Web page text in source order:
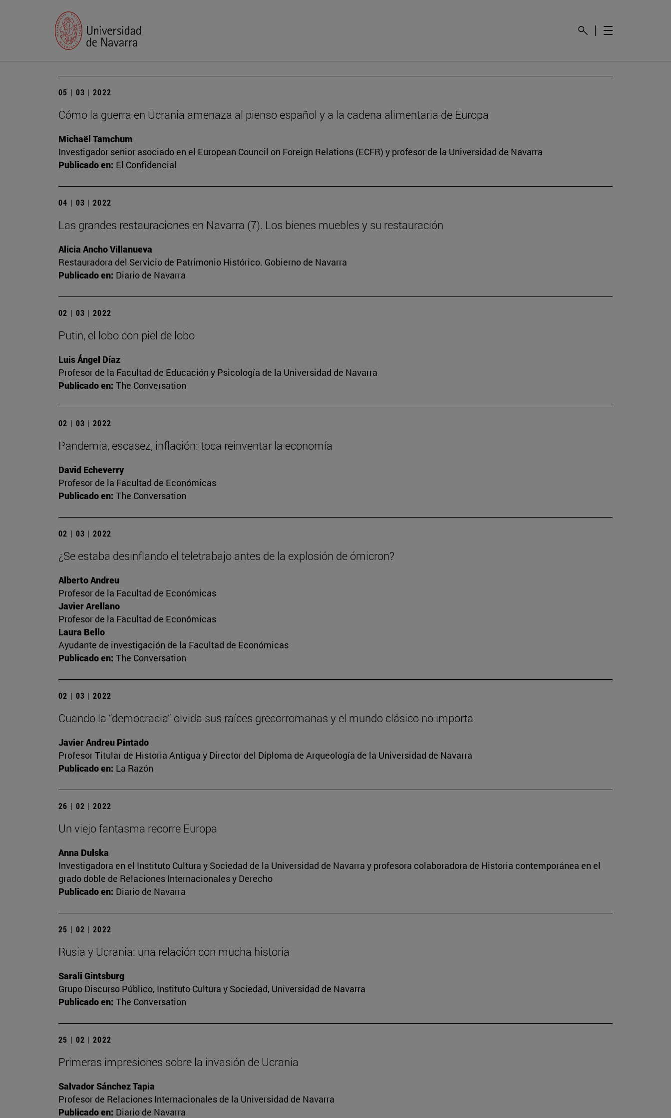
05 | 03 | 2022
Cómo la guerra en Ucrania amenaza al pienso español y a la cadena alimentaria de Europa
Michaël Tamchum
Investigador senior asociado en el European Council on Foreign Relations (ECFR) y profesor de la Universidad de Navarra
Publicado en: El Confidencial
04 | 03 | 2022
Las grandes restauraciones en Navarra (7). Los bienes muebles y su restauración
Alicia Ancho Villanueva
Restauradora del Servicio de Patrimonio Histórico. Gobierno de Navarra
Publicado en: Diario de Navarra
02 | 03 | 2022
Putin, el lobo con piel de lobo
Luis Ángel Díaz
Profesor de la Facultad de Educación y Psicología de la Universidad de Navarra
Publicado en: The Conversation
02 | 03 | 2022
Pandemia, escasez, inflación: toca reinventar la economía
David Echeverry
Profesor de la Facultad de Económicas
Publicado en: The Conversation
02 | 03 | 2022
¿Se estaba desinflando el teletrabajo antes de la explosión de ómicron?
Alberto Andreu
Profesor de la Facultad de Económicas
Javier Arellano
Profesor de la Facultad de Económicas
Laura Bello
Ayudante de investigación de la Facultad de Económicas
Publicado en: The Conversation
02 | 03 | 2022
Cuando la “democracia” olvida sus raíces grecorromanas y el mundo clásico no importa
Javier Andreu Pintado
Profesor Titular de Historia Antigua y Director del Diploma de Arqueología de la Universidad de Navarra
Publicado en: La Razón
26 | 02 | 2022
Un viejo fantasma recorre Europa
Anna Dulska
Investigadora en el Instituto Cultura y Sociedad de la Universidad de Navarra y profesora colaboradora de Historia contemporánea en el
grado doble de Relaciones Internacionales y Derecho
Publicado en: Diario de Navarra
25 | 02 | 2022
Rusia y Ucrania: una relación con mucha historia
Sarali Gintsburg
Grupo Discurso Público, Instituto Cultura y Sociedad, Universidad de Navarra
Publicado en: The Conversation
25 | 02 | 2022
Primeras impresiones sobre la invasión de Ucrania
Salvador Sánchez Tapia
Profesor de Relaciones Internacionales de la Universidad de Navarra
Publicado en: Diario de Navarra